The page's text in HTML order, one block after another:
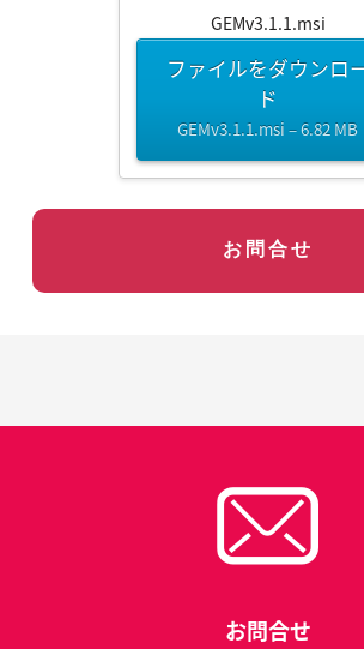
GEMv3.1.1.msi
ファイルをダウンロ
ド
GEMv3.1.1.msi – 6.82 MB
お問合せ
お問合せ